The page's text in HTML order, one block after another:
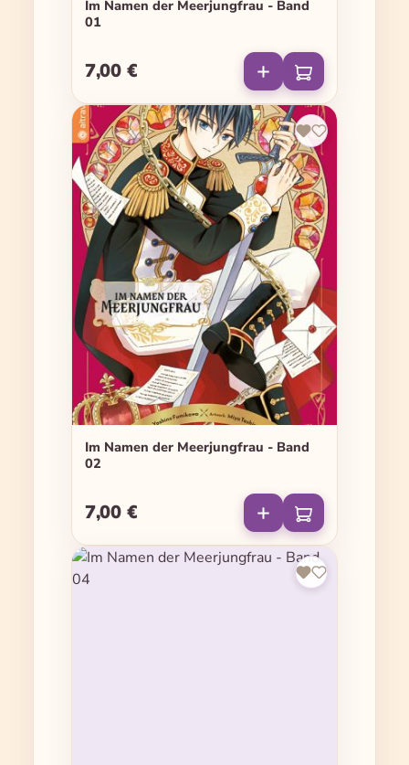
Im Namen der Meerjungfrau - Band
01
Regulärer Preis:
7,00 €
Im Namen der Meerjungfrau - Band
02
Regulärer Preis:
7,00 €